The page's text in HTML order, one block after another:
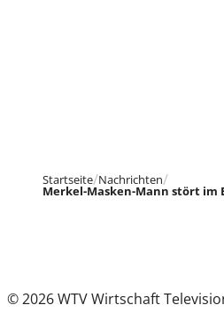
Startseite Nachrichten
Merkel-Masken-Mann stört im
© 2026 WTV Wirtschaft